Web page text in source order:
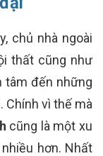
chủ nhà ngoài
thất cũng như
tâm đến những
Chính vì thế mà
cũng là một xu
hơn. Nhất